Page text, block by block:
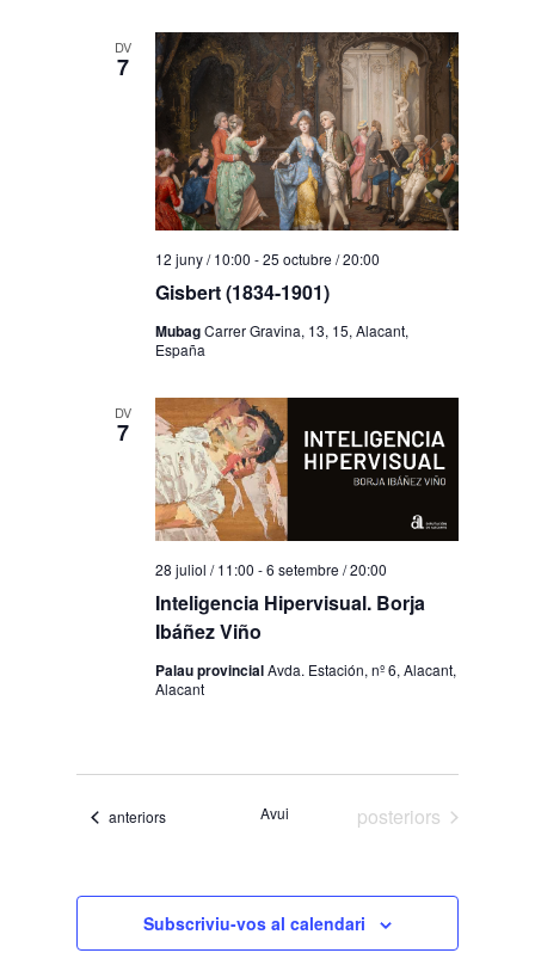
DV
7
Gisbert (1834-1901)
12 juny / 10:00 -25 octubre / 20:00
MubagCarrer Gravina, 13, 15, Alacant,
España
DV
7
Inteligencia Hipervisual. Borja
Ibáñez Viño
28 juliol / 11:00 -6 setembre / 20:00
Palau provincialAvda. Estación, nº 6, Alacant,
Alacant
Esdeveniments
anteriors Avui Esdeveniments
posteriors
Subscriviu-vos al calendari